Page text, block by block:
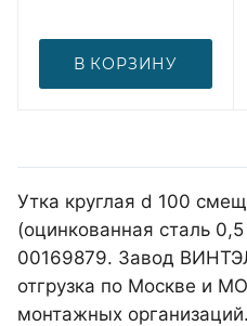
В КОРЗИНУ
Утка круглая d 100
(оцинкованная сталь
00169879. Завод
отгрузка по Москве и
монтажных организаций.